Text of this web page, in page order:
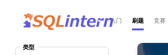
入门 刷题 竞赛
类型